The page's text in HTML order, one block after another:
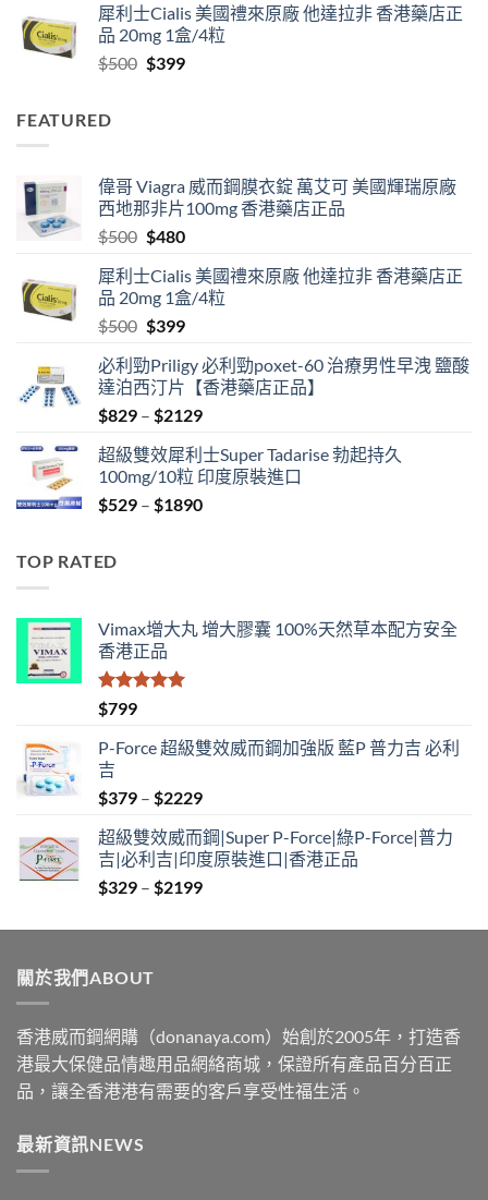
$829
through
犀利士Cialis 美國禮來原廠 他達拉非 香港藥店正
品 20mg 1盒/4粒
$500 Original
$399Current
FEATURED
偉哥 Viagra 威而鋼膜衣錠 萬艾可 美國輝瑞原廠
西地那非片100mg 香港藥店正品
$500 Original
was:
$500.
$480Current
is:
$480.
犀利士Cialis 美國禮來原廠 他達拉非 香港藥店正
品 20mg 1盒/4粒
$500 Original
was:
$500.
$399Current
is:
$399.
必利勁Priligy 必利勁poxet-60 治療男性早洩 鹽酸
達泊西汀片【香港藥店正品】
$829 – $2129Price
$829
through
$2129
超級雙效犀利士Super Tadarise 勃起持久
100mg/10粒 印度原裝進口
$529 – $1890Price
TOP RATED
Vimax增大丸 增大膠囊 100%天然草本配方安全
香港正品
評分
滿分 5
$799
P-Force 超級雙效威而鋼加強版 藍P 普力吉 必利
吉
$379 – $2229Price
$379
through
$2229
超級雙效威而鋼|Super P-Force|綠P-Force|普力
吉|必利吉|印度原裝進口|香港正品
$329 – $2199Price
$329
關於我們ABOUT
香港威而鋼網購（donanaya.com）始創於2005年，打造香
港最大保健品情趣用品網絡商城，保證所有產品百分百正
品，讓全香港港有需要的客戶享受性福生活。
最新資訊NEWS